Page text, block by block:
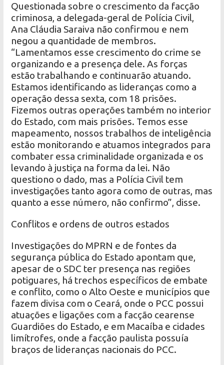
Questionada sobre o crescimento da facção
criminosa, a delegada-geral de Polícia Civil,
Ana Cláudia Saraiva não confirmou e nem
negou a quantidade de membros.
“Lamentamos esse crescimento do crime se
organizando e a presença dele. As forças
estão trabalhando e continuarão atuando.
Estamos identificando as lideranças como a
operação dessa sexta, com 18 prisões.
Fizemos outras operações também no interior
do Estado, com mais prisões. Temos esse
mapeamento, nossos trabalhos de inteligência
estão monitorando e atuamos integrados para
combater essa criminalidade organizada e os
levando à justiça na forma da lei. Não
questiono o dado, mas a Polícia Civil tem
investigações tanto agora como de outras, mas
quanto a esse número, não confirmo”, disse.
Conflitos e ordens de outros estados
Investigações do MPRN e de fontes da
segurança pública do Estado apontam que,
apesar de o SDC ter presença nas regiões
potiguares, há trechos específicos de embate
e conflito, como o Alto Oeste e municípios que
fazem divisa com o Ceará, onde o PCC possui
atuações e ligações com a facção cearense
Guardiões do Estado, e em Macaíba e cidades
limítrofes, onde a facção paulista possuía
braços de lideranças nacionais do PCC.